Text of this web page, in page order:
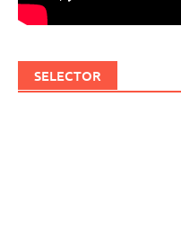
SELECTOR